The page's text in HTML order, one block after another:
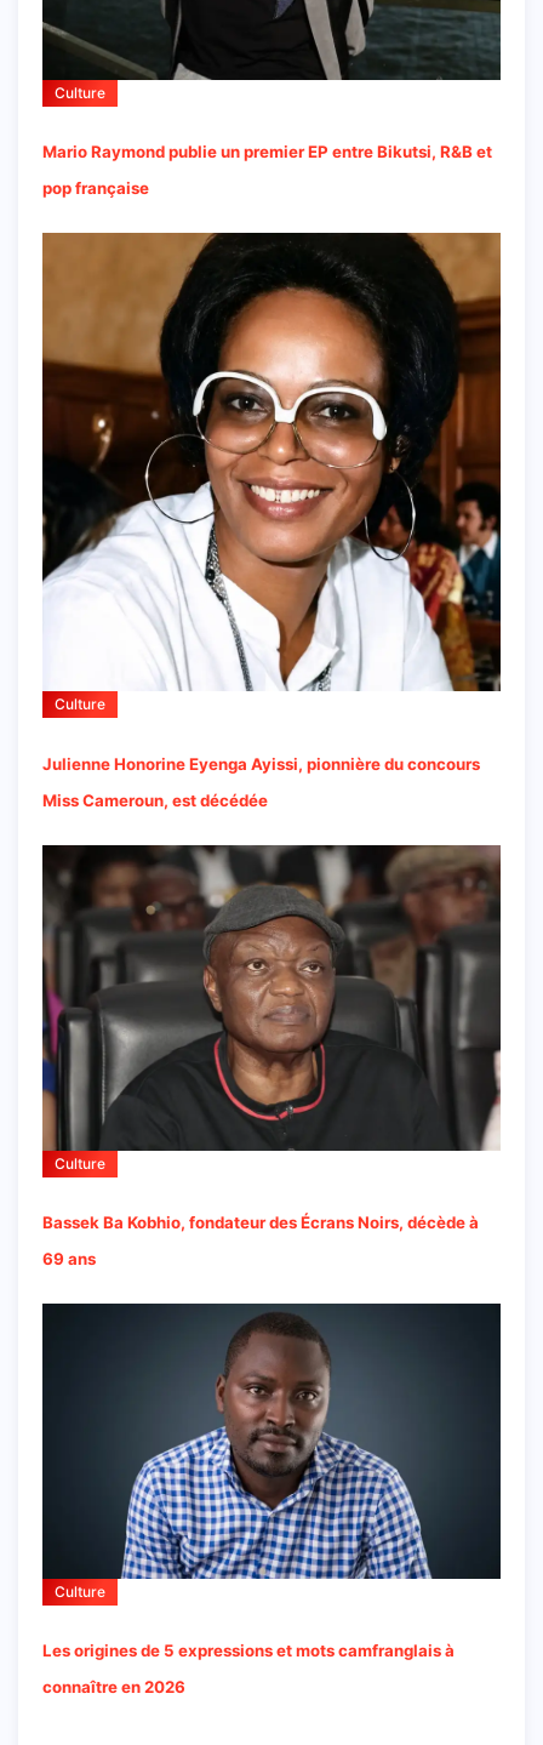
Culture
Mario Raymond publie un premier EP entre Bikutsi, R&B et
pop française
Culture
Julienne Honorine Eyenga Ayissi, pionnière du concours
Miss Cameroun, est décédée
Culture
Bassek Ba Kobhio, fondateur des Écrans Noirs, décède à
69 ans
Culture
Les origines de 5 expressions et mots camfranglais à
connaître en 2026